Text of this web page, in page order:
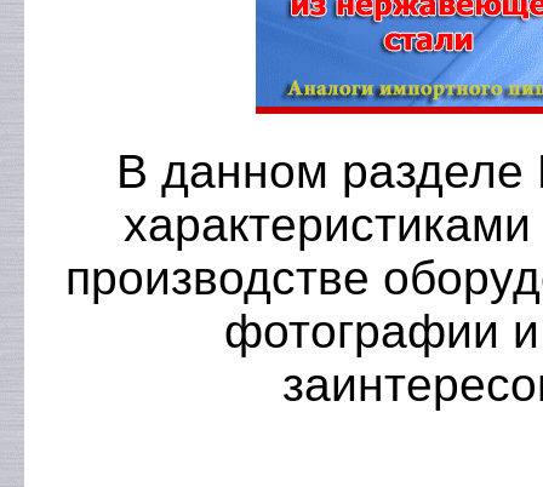
В данном разделе
производстве
фотографии